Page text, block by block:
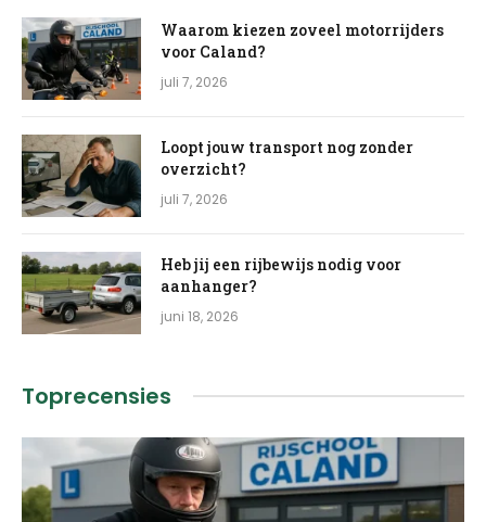
Waarom kiezen zoveel motorrijders
voor Caland?
juli 7, 2026
Loopt jouw transport nog zonder
overzicht?
juli 7, 2026
Heb jij een rijbewijs nodig voor
aanhanger?
juni 18, 2026
Toprecensies